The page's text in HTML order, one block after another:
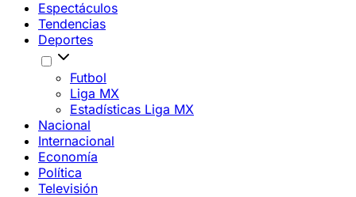
Espectáculos
Tendencias
Deportes
Futbol
Liga MX
Estadísticas Liga MX
Nacional
Internacional
Economía
Política
Televisión